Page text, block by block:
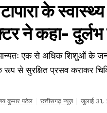
के
ने कहा-
एक से अधिक शिशुओं के
रूप से सुरक्षित प्रसव कराकर
कुमार पटेल छत्तीसगढ़ न्यूज़ जुलाई